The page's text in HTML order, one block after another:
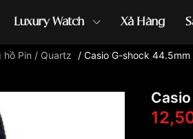
Luxury Watch Xả Hàng
G-Shock đồng hồ Orient ...
hồ Pin / Quartz / Casio G-shock